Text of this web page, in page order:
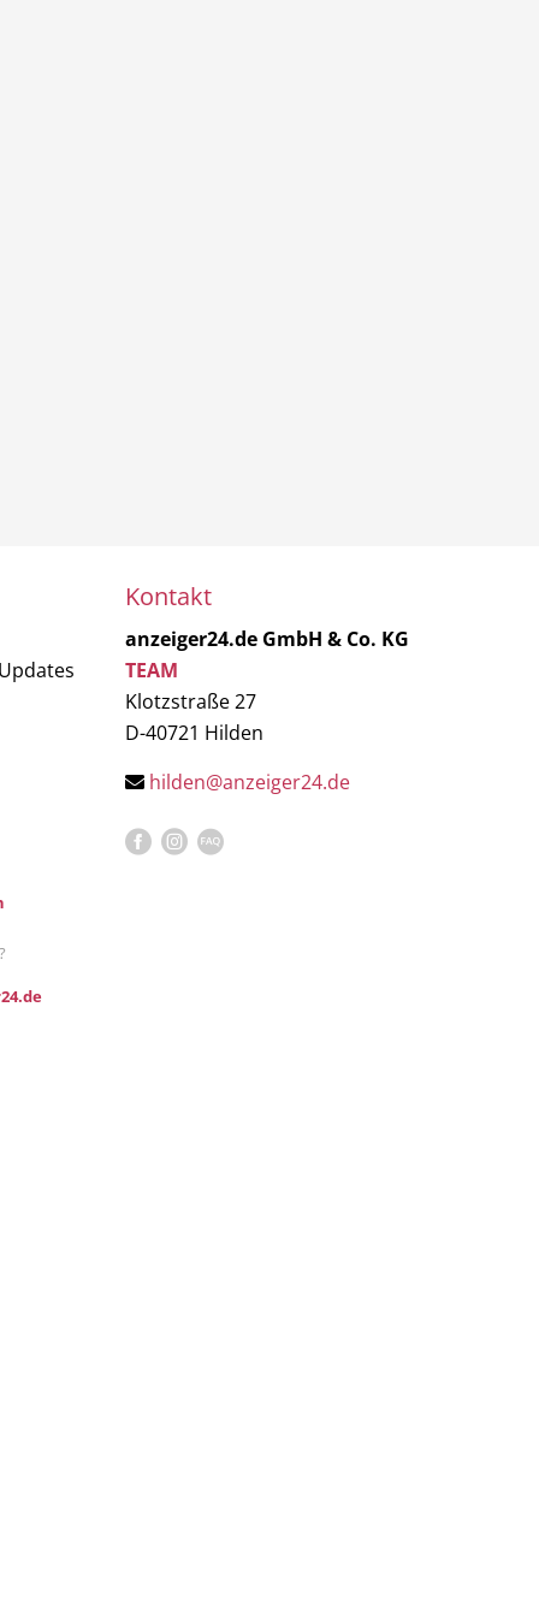
Kontakt
anzeiger24.de GmbH & Co. KG
TEAM
Klotzstraße 27
D-40721 Hilden
hilden@anzeiger24.de